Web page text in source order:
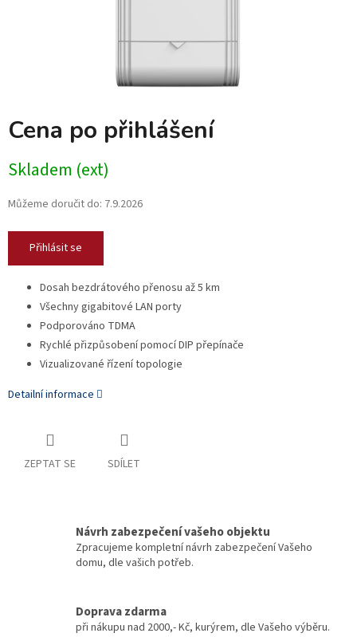
Cena po přihlášení
Skladem (ext)
Můžeme doručit do: 7.9.2026
Přihlásit se
Dosah bezdrátového přenosu až 5 km
Všechny gigabitové LAN porty
Podporováno TDMA
Rychlé přizpůsobení pomocí DIP přepínače
Vizualizované řízení topologie
Detailní informace
ZEPTAT SE SDÍLET
Návrh zabezpečení vašeho objektu
Zpracujeme kompletní návrh zabezpečení Vašeho
domu, dle vašich potřeb.
Doprava zdarma
při nákupu nad 2000,- Kč, kurýrem, dle Vašeho výběru.